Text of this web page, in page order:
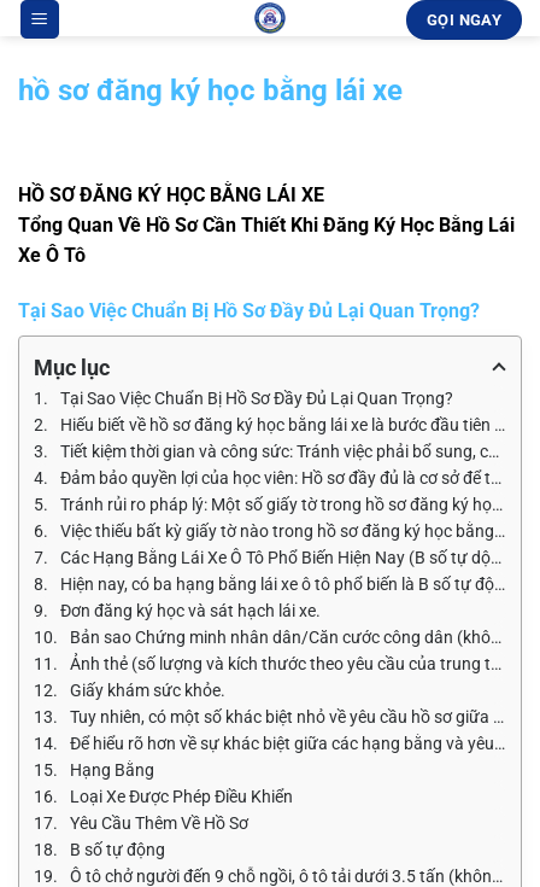
qua
nội
dung
GỌI NGAY
hồ sơ đăng ký học bằng lái xe
HỒ SƠ ĐĂNG KÝ HỌC BẰNG LÁI XE
Tổng Quan Về Hồ Sơ Cần Thiết Khi Đăng Ký Học Bằng Lái
Xe Ô Tô
Tại Sao Việc Chuẩn Bị Hồ Sơ Đầy Đủ Lại Quan Trọng?
Mục lục
Tại Sao Việc Chuẩn Bị Hồ Sơ Đầy Đủ Lại Quan Trọng?
Hiếu biết về hồ sơ đăng ký học bằng lái xe là bước đầu tiên và
Tiết kiệm thời gian và công sức: Tránh việc phải bổ sung, chỉnh
Đảm bảo quyền lợi của học viên: Hồ sơ đầy đủ là cơ sở để
Tránh rủi ro pháp lý: Một số giấy tờ trong hồ sơ đăng ký học
Việc thiếu bất kỳ giấy tờ nào trong hồ sơ đăng ký học bằng lái
Các Hạng Bằng Lái Xe Ô Tô Phổ Biến Hiện Nay (B số tự dộng, B
Hiện nay, có ba hạng bằng lái xe ô tô phổ biến là B số tự động,
Đơn đăng ký học và sát hạch lái xe.
Bản sao Chứng minh nhân dân/Căn cước công dân (không
Ảnh thẻ (số lượng và kích thước theo yêu cầu của trung tâm
Giấy khám sức khỏe.
Tuy nhiên, có một số khác biệt nhỏ về yêu cầu hồ sơ giữa các
Để hiểu rõ hơn về sự khác biệt giữa các hạng bằng và yêu
Hạng Bằng
Loại Xe Được Phép Điều Khiển
Yêu Cầu Thêm Về Hồ Sơ
B số tự động
Ô tô chở người đến 9 chỗ ngồi, ô tô tải dưới 3.5 tấn (không